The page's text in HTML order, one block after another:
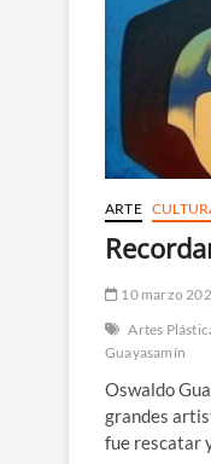
ARTE
10 marzo
Artes
Guayasamín
Oswaldo
grandes
fue rescatar